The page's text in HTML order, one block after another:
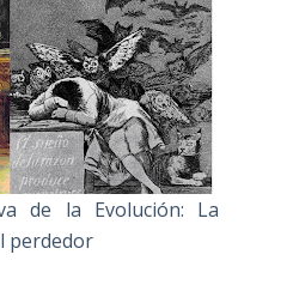
de la Evolución: La
perdedor